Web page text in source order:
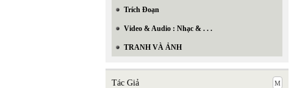
Trích Đoạn
Video & Audio : Nhạc & . . .
TRANH VÀ ẢNH
Tác Giả